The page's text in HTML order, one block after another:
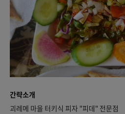
간략소개
괴레메 마을 터키식 피자 "피데" 전문점